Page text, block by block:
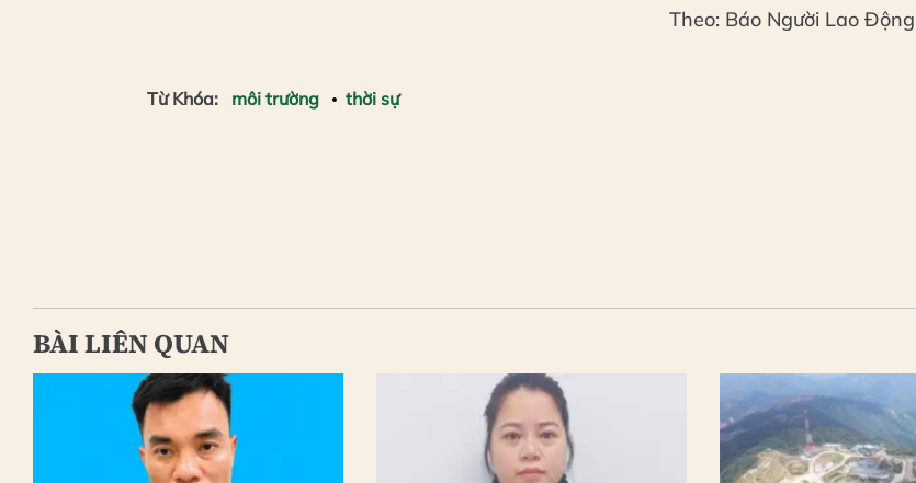
Theo: Báo Người Lao Động
Từ Khóa: môi trường thời sự
BÀI LIÊN QUAN